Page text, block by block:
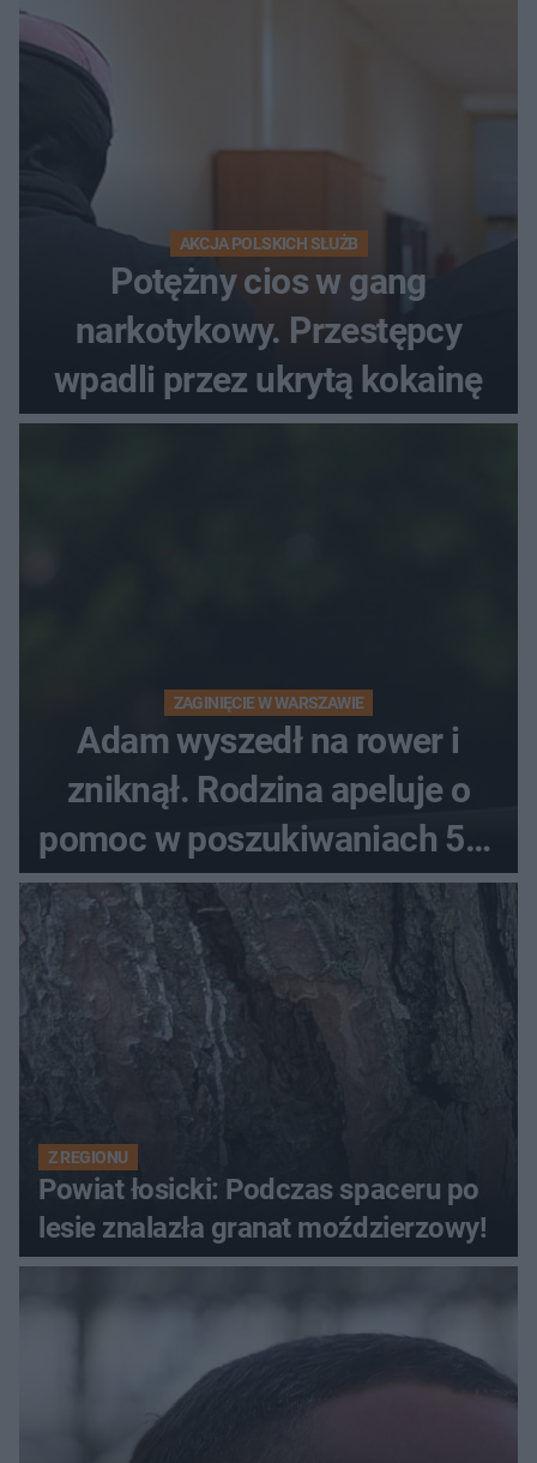
AKCJA POLSKICH SŁUŻB
Potężny cios w gang
narkotykowy. Przestępcy
wpadli przez ukrytą kokainę
ZAGINIĘCIE W WARSZAWIE
Adam wyszedł na rower i
zniknął. Rodzina apeluje o
pomoc w poszukiwaniach 59-
latka
Z REGIONU
Powiat łosicki: Podczas spaceru po
lesie znalazła granat moździerzowy!